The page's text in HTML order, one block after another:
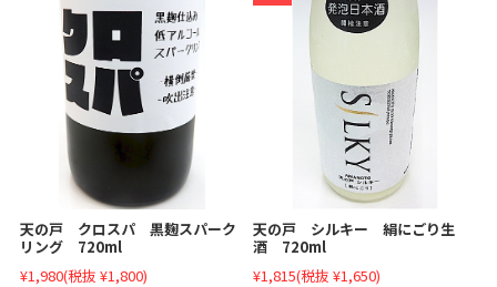
天の戸 クロスパ 黒麹スパーク
リング 720ml
¥1,980(税抜 ¥1,800)
天の戸 シルキー 絹にごり生
酒 720ml
¥1,815(税抜 ¥1,650)